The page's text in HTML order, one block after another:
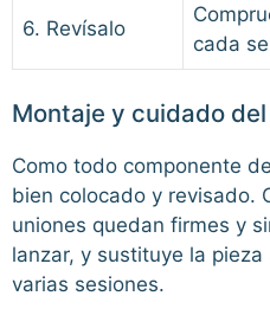
6. Revísalo
cada
Montaje y cuidado
Como todo componente
bien colocado y revisado.
uniones quedan firmes y
lanzar, y sustituye la
varias sesiones.